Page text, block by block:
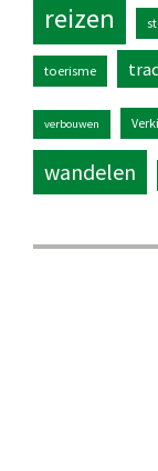
reizen
toerisme
verbouwen
wandelen